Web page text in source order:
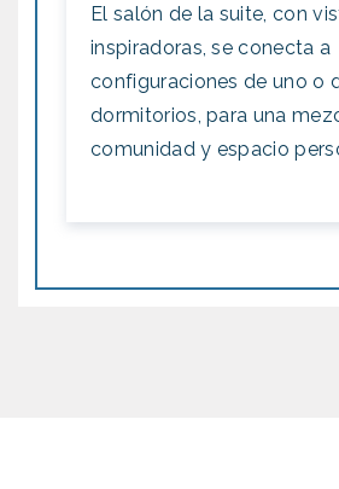
El salón de la suite, con
inspiradoras, se conecta a
configuraciones de uno o
dormitorios, para una
comunidad y espacio